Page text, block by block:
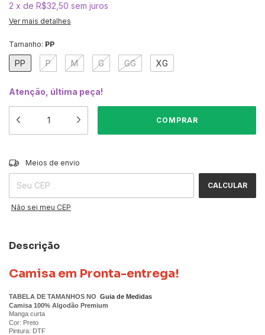
2 x de R$32,50 sem juros
Ver mais detalhes
Tamanho: PP
PP P M G GG XG
Atenção, última peça!
Entregas para o CEP:
Meios de envio
CALCULAR
Não sei meu CEP
Descrição
Camisa em Pronta-entrega!
TABELA DE TAMANHOS NO Guia de Medidas
Camisa 100% Algodão Premium
Manga curta
Cor: Preto
Pintura: DTF